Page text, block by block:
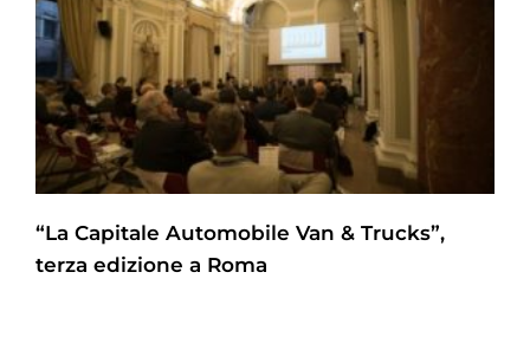
“La Capitale Automobile Van & Trucks”,
terza edizione a Roma